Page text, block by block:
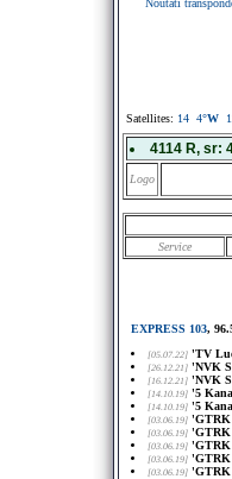
Noutati
Satellites: 14 4°W 1
4114 R, sr:
Logo
Service
EXPRESS 103,
[05.07.22] 'TV
[26.12.21] 'NVK
[16.12.21] 'NVK
[14.10.19] '5
[14.10.19] '5
[03.06.19] 'GTRK
[03.06.19] 'GTRK
[03.06.19] 'GTRK
[03.06.19] 'GTRK
[03.06.19] 'GTRK